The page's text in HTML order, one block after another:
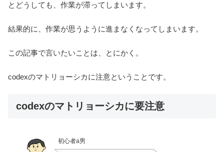
とどうしても、作業が滞ってしまいます。
結果的に、作業が思うように進まなくなってしまいます。
この記事で言いたいことは、とにかく。
codexのマトリョーシカに注意ということです。
codexのマトリョーシカに要注意
初心者a男